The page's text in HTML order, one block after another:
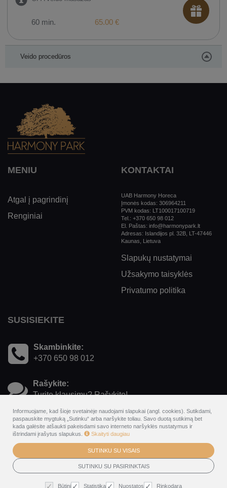
60 min. 65.00 €
Veido procedūros
MENIU
Atgal į pagrindinį
Renginiai
KONTAKTAI
UAB Harmony Horeca
Įmonės kodas: 306964211
PVM kodas: LT100017100719
Tel.: +370 650 98 012
El. Paštas: info@harmonypark.lt
Adresas: Islandijos pl. 32B, LT-47446
Kaunas, Lietuva
Slapukų nustatymai
Užsakymo taisyklės
Privatumo politika
SUSISIEKITE
Skambinkite:
+370 650 98 012
Rašykite:
Turite klausimų? Rašykite!
© 2026Harmony Park - rezervavimo internetu ir dovanų kuponų
sistema. Visos teisės saugomos
BookingRobot 2.0
Informuojame, kad šioje svetainėje naudojami slapukai (angl. cookies). Sutikdami,
paspauskite mygtuką „Sutinku“ arba naršykite toliau. Savo duotą sutikimą bet
kada galėsite atšaukti pakeisdami savo interneto naršyklės nustatymus ir
ištrindami įrašytus slapukus.
Skaityti daugiau
SUTINKU SU VISAIS
SUTINKU SU PASIRINKTAIS
Būtini Statistika Nuostatos Rinkodara